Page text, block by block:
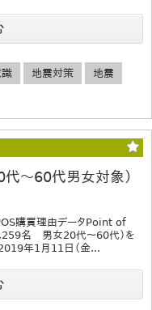
識 地震対策 地震
代～60代男女対象）
POS購買理由データPoint of
名 男女20代～60代）を
2019年1月11日（金...